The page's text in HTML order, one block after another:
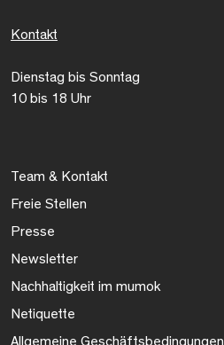
Kontakt
Dienstag bis Sonntag
10 bis 18 Uhr
Team & Kontakt
Freie Stellen
Presse
Newsletter
Nachhaltigkeit im mumok
Netiquette
Allgemeine Geschäftsbedingungen